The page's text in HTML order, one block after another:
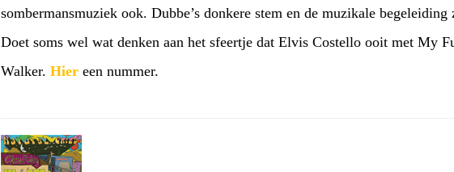
sombermansmuziek ook. Dubbe’s donkere stem en de muzikale
Doet soms wel wat denken aan het sfeertje dat Elvis Costello ooit met My
Walker. Hier een nummer.